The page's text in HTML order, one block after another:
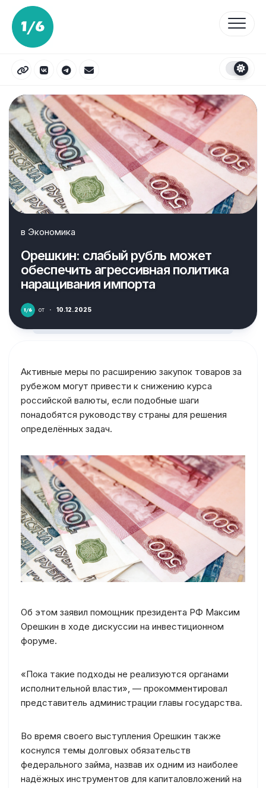
Перейти
содержанию
в Экономика
Орешкин: слабый рубль может
обеспечить агрессивная политика
наращивания импорта
от · 10.12.2025
Активные меры по расширению закупок товаров за
рубежом могут привести к снижению курса
российской валюты, если подобные шаги
понадобятся руководству страны для решения
определённых задач.
Об этом заявил помощник президента РФ Максим
Орешкин в ходе дискуссии на инвестиционном
форуме.
«Пока такие подходы не реализуются органами
исполнительной власти», — прокомментировал
представитель администрации главы государства.
Во время своего выступления Орешкин также
коснулся темы долговых обязательств
федерального займа, назвав их одним из наиболее
надёжных инструментов для капиталовложений на